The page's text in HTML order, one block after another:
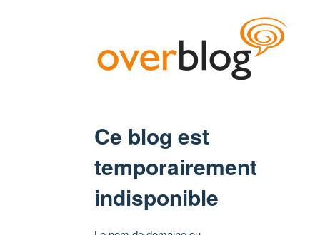
Ce blog est
temporairement
indisponible